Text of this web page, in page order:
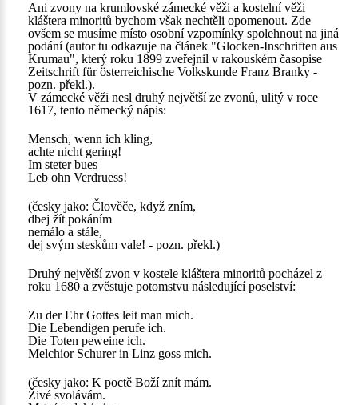
Ani zvony na krumlovské zámecké věži a kostelní věži
kláštera minoritů bychom však nechtěli opomenout. Zde
ovšem se musíme místo osobní vzpomínky spolehnout na jiná
podání (autor tu odkazuje na článek "Glocken-Inschriften aus
Krumau", který roku 1899 zveřejnil v rakouském časopise
Zeitschrift für österreichische Volkskunde Franz Branky -
pozn. překl.).
V zámecké věži nesl druhý největší ze zvonů, ulitý v roce
1617, tento německý nápis:
Mensch, wenn ich kling,
achte nicht gering!
Im steter bues
Leb ohn Verdruess!
(česky jako: Člověče, když zním,
dbej žít pokáním
nemálo a stále,
dej svým steskům vale! - pozn. překl.)
Druhý největší zvon v kostele kláštera minoritů pocházel z
roku 1680 a zvěstuje potomstvu následující poselství:
Zu der Ehr Gottes leit man mich.
Die Lebendigen perufe ich.
Die Toten peweine ich.
Melchior Schurer in Linz goss mich.
(česky jako: K poctě Boží znít mám.
Živé svolávám.